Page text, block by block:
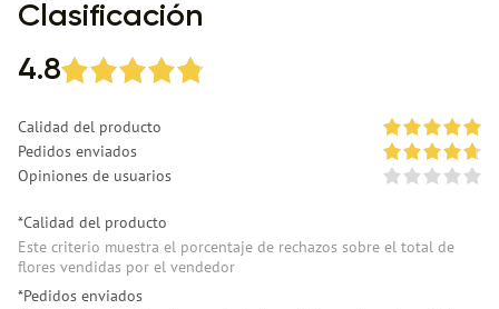
Clasificación
4.8
Calidad del producto
Pedidos enviados
Opiniones de usuarios
*Calidad del producto
Este criterio muestra el porcentaje de rechazos sobre el total de
flores vendidas por el vendedor
*Pedidos enviados